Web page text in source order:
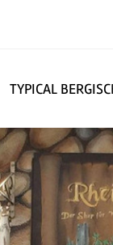
TYPICAL